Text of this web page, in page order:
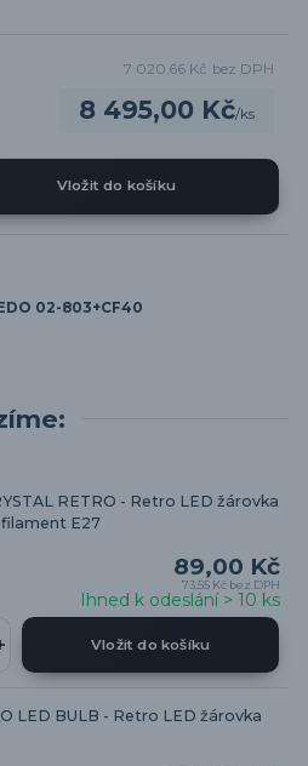
8 495,00 Kč/ks
7 020,66 Kč bez DPH
Vložit do košíku
02-803+CF40
RETRO - Retro LED žárovka
E27
89,00 Kč
73,55 Kč bez DPH
Ihned k odeslání > 10 ks
Vložit do košíku
LED BULB - Retro LED žárovka